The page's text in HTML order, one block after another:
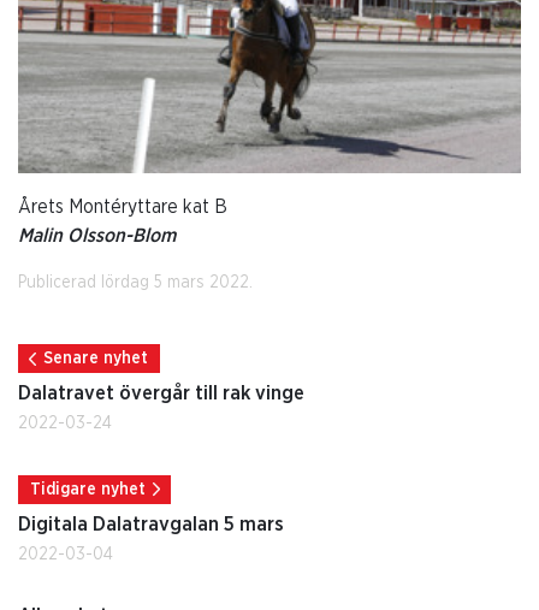
Årets Montéryttare kat B
Malin Olsson-Blom
Publicerad lördag 5 mars 2022.
Senare nyhet
Dalatravet övergår till rak vinge
2022-03-24
Tidigare nyhet
Digitala Dalatravgalan 5 mars
2022-03-04